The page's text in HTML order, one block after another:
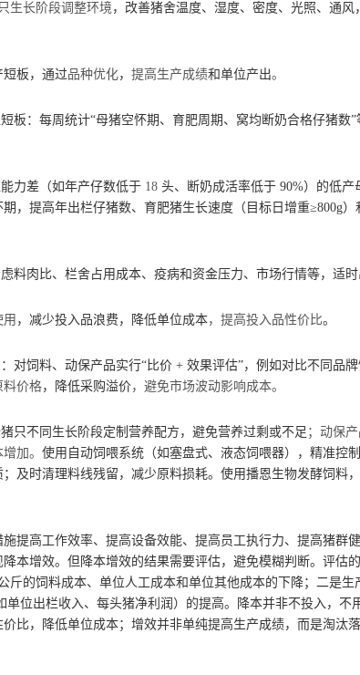
生长阶段调整环境 ，改善猪舍温度、湿度、密度、光照、通风
短板，通过品种优化， 提高生产成绩和单位产出。
板：每周统计“母猪空怀期、育肥周期、窝均断奶合格仔猪数”
力差（如年产仔数低于 18 头、断奶成活率低于 90%）的低产
，提高年出栏仔猪数、育肥猪生长速度（目标日增重≥800g）
料肉比、栏舍占用成本、疫病和资金压力、市场行情等，适时
，减少投入品浪费，降低单位成本，提高投入品性价比。
对饲料、动保产品实行“比价 + 效果评估”，例如对比不同品
料价格，降低采购溢价，避免市场波动影响成本。
只不同生长阶段定制营养配方，避免营养过剩或不足 ；动保
加。 使用自动饲喂系统（如塞盘式、液态饲喂器），精准控
及时清理料线残留，减少原料损耗。使用播恩生物发酵饲料
提高工作效率、提高设备效能、提高员工执行力、提高猪群
本增效。但降本增效的结果需要评估，避免模糊判断。评估
斤的饲料成本、单位人工成本和单位其他成本的下降；二是生
单位出栏收入、每头猪净利润）的提高。降本并非不投入，不
比，降低单位成本；增效并非单纯提高生产成绩，而是淘汰